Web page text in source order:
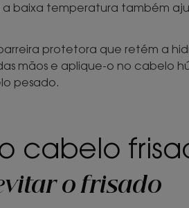
baixa temperatura também
protetora que retém a
mãos e aplique-o no cabelo
pesado.
cabelo
o frisado